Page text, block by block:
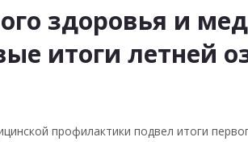
здоровья и
итоги летней
профилактики подвел итоги